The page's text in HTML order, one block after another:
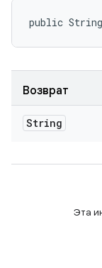
public
Возврат
String
Эта